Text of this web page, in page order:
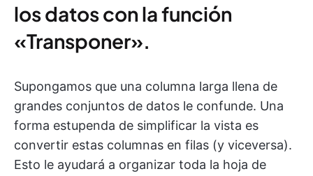
los datos con la función
«Transponer».
Supongamos que una columna larga llena de
grandes conjuntos de datos le confunde. Una
forma estupenda de simplificar la vista es
convertir estas columnas en filas (y viceversa).
Esto le ayudará a organizar toda la hoja de